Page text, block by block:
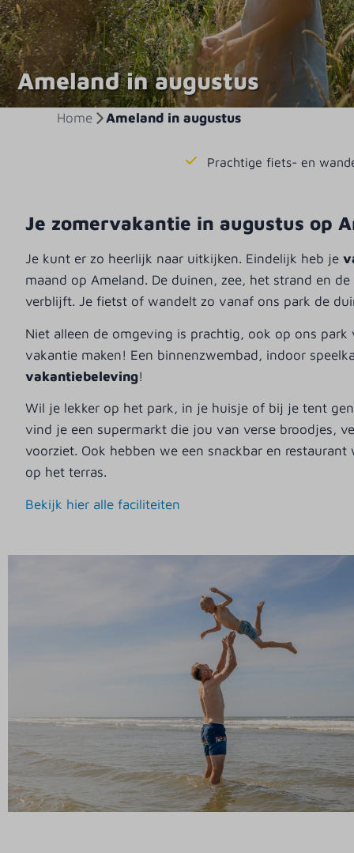
Ameland in augustus
Home Ameland in augustus
Prachtige fiets- en
Je zomervakantie in augustus op
Je kunt er zo heerlijk naar uitkijken. Eindelijk heb je
maand op Ameland. De duinen, zee, het strand en
verblijft. Je fietst of wandelt zo vanaf ons park de
Niet alleen de omgeving is prachtig, ook op ons
vakantie maken! Een binnenzwembad, indoor
vakantiebeleving!
Wil je lekker op het park, in je huisje of bij je tent
vind je een supermarkt die jou van verse broodjes,
voorziet. Ook hebben we een snackbar en
op het terras.
Bekijk hier alle faciliteiten